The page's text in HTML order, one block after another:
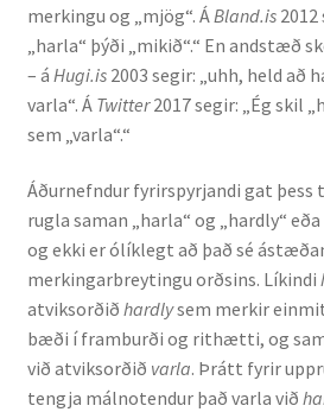
Staða íslenskunnar
Ritverk og erindi
Önnur ritverk
Ritrýndar greinar
Óritrýnt fræðilegt efni
merkingu og „mjög“. Á Bland.is 2012
„harla“ þýði „mikið“.“ En andstæð
– á Hugi.is 2003 segir: „uhh, held að
varla“. Á Twitter2017 segir: „Ég skil
sem „varla“.“
Áðurnefndur fyrirspyrjandi gat þess
rugla saman „harla“ og „hardly“
og ekki er ólíklegt að það sé
merkingarbreytingu orðsins. Líkindi
atviksorðið hardlysem merkir
bæði í framburði og rithætti, og
við atviksorðið varla. Þrátt fyrir
tengja málnotendur það varla við